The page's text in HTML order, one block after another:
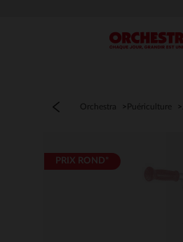
Menu
Orchestra Puériculture
PRIX ROND*